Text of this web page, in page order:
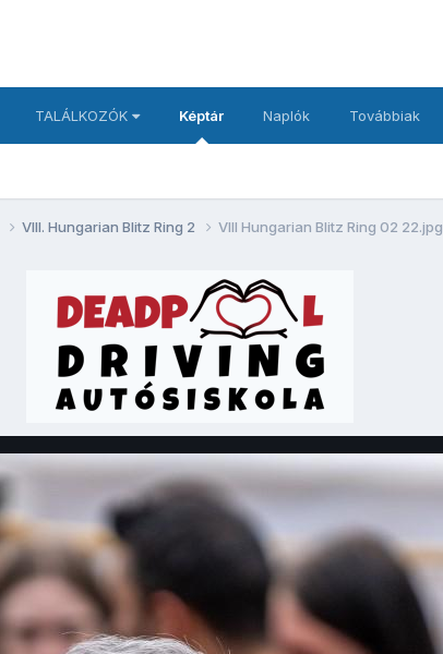
TALÁLKOZÓK Képtár Naplók Továbbiak
VIII. Hungarian Blitz Ring 2 VIII Hungarian Blitz Ring 02 22.jpg